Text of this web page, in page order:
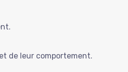
de leur comportement.